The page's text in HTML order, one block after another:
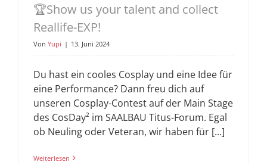
🏆Show us your talent and collect
Reallife-EXP!
Von Yupi | 13. Juni 2024
Du hast ein cooles Cosplay und eine Idee für
eine Performance? Dann freu dich auf
unseren Cosplay-Contest auf der Main Stage
des CosDay² im SAALBAU Titus-Forum. Egal
ob Neuling oder Veteran, wir haben für [...]
Weiterlesen